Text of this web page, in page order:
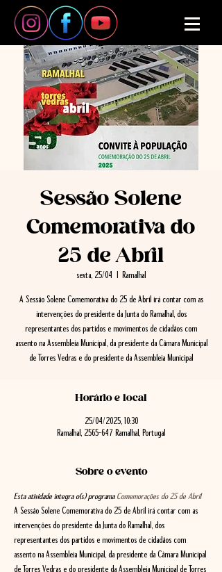
Sessão Solene
Comemorativa do
25 de Abril
sexta, 25/04 Ramalhal
A Sessão Solene Comemorativa do 25 de Abril irá contar com as
intervenções do presidente da Junta do Ramalhal, dos
representantes dos partidos e movimentos de cidadãos com
assento na Assembleia Municipal, da presidente da Câmara Municipal
de Torres Vedras e do presidente da Assembleia Municipal
Horário e local
25/04/2025, 10:30
Ramalhal, 2565-647 Ramalhal, Portugal
Sobre o evento
Esta atividade integra o(s) programa Comemorações do 25 de Abril
A Sessão Solene Comemorativa do 25 de Abril irá contar com as
intervenções do presidente da Junta do Ramalhal, dos
representantes dos partidos e movimentos de cidadãos com
assento na Assembleia Municipal, da presidente da Câmara Municipal
de Torres Vedras e do presidente da Assembleia Municipal de Torres